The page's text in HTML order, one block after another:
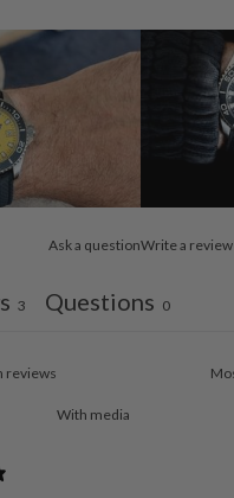
Ask a questionWrite a review
3 Questions 0
With media